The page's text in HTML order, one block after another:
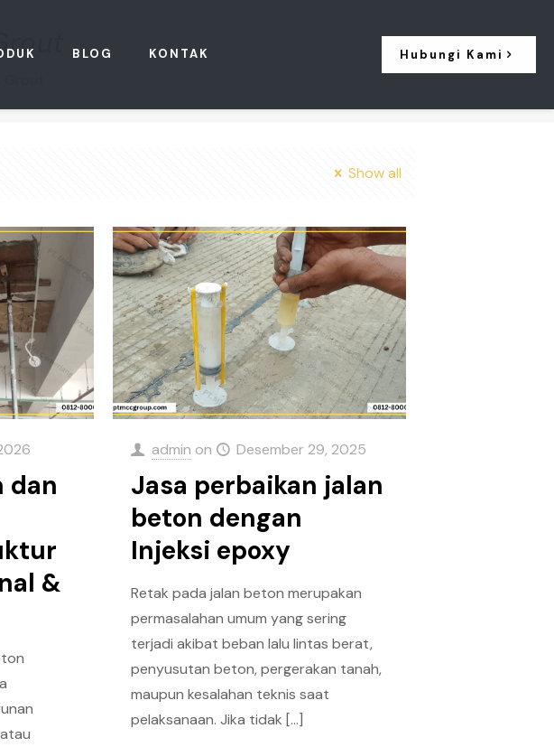
BLOG KONTAK Hubungi Kami
Show all
dan
&
admin on Desember 29, 2025
Jasa perbaikan jalan
beton dengan
Injeksi epoxy
Retak pada jalan beton merupakan
permasalahan umum yang sering
terjadi akibat beban lalu lintas berat,
penyusutan beton, pergerakan tanah,
maupun kesalahan teknis saat
pelaksanaan. Jika tidak […]